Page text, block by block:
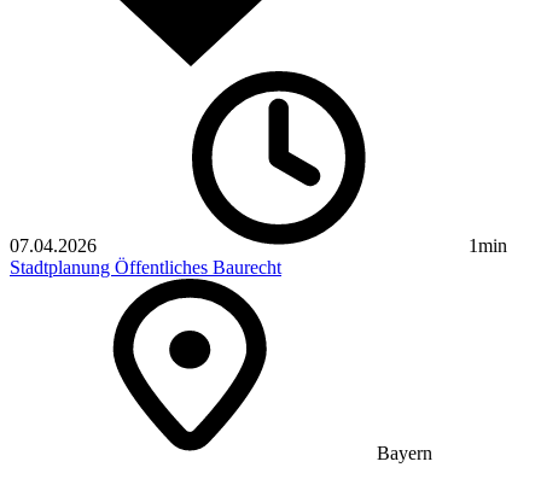
07.04.2026
1min
Stadtplanung Öffentliches Baurecht
Bayern